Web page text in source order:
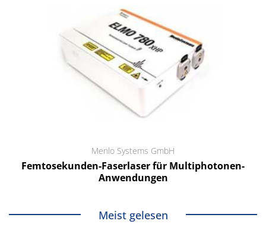
Menlo Systems GmbH
Femtosekunden-Faserlaser für Multiphotonen-
Anwendungen
Meist gelesen